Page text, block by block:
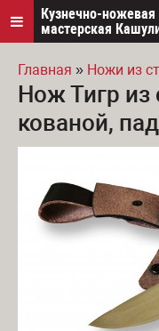
Кузнечно-ножевая
мастерская
Вы здесь
Главная » Ножи из
Нож Тигр из
кованой,